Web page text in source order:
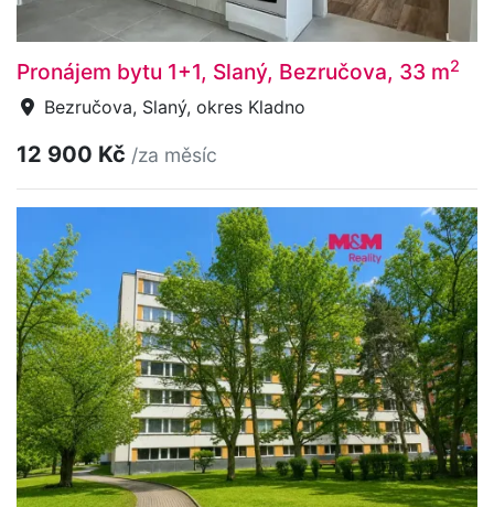
Pronájem bytu 1+1, Slaný, Bezručova, 33 m2
Bezručova, Slaný, okres Kladno
12 900 Kč /za měsíc